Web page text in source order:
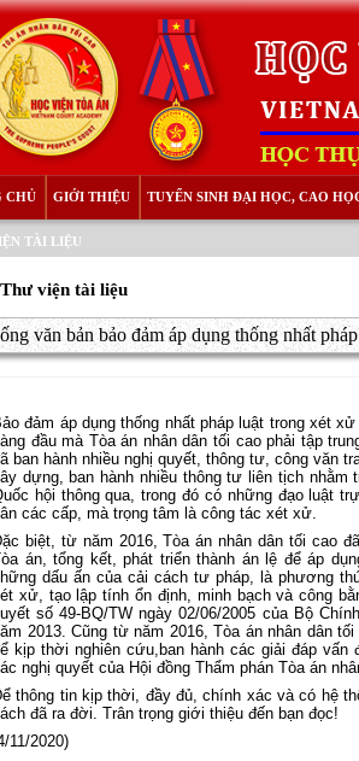
CHỦ GIỚI THIỆU TUYỂN SINH ĐẠI HỌC, CAO
TÀI LIỆU
Thư viện tài liệu
văn bản bảo đảm áp dụng thống nhất
đảm áp dụng thống nhất pháp luật trong xét
đầu mà Tòa án nhân dân tối cao phải tập
ban hành nhiều nghị quyết, thông tư, công văn
dựng, ban hành nhiều thông tư liên tịch nhằm
hội thông qua, trong đó có những đạo luật
các cấp, mà trọng tâm là công tác xét xử.
biệt, từ năm 2016, Tòa án nhân dân tối cao
án, tổng kết, phát triển thành án lệ để áp
dấu ấn của cải cách tư pháp, là phương
xử, tạo lập tính ổn định, minh bạch và công
số 49-BQ/TW ngày 02/06/2005 của Bộ
2013. Cũng từ năm 2016, Tòa án nhân dân
kịp thời nghiên cứu,ban hành các giải đáp vấn
nghị quyết của Hội đồng Thẩm phán Tòa án
thông tin kịp thời, đầy đủ, chính xác và có hệ
đã ra đời. Trân trọng giới thiệu đến bạn đọc!
11/2020)